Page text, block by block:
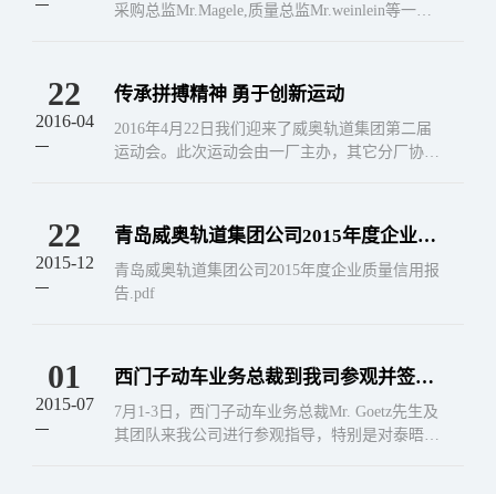
采购总监Mr.Magele,质量总监Mr.weinlein等一行1
22
2016-04
传承拼搏精神 勇于创新运动
2016年4月22日我们迎来了威奥轨道集团第二届
运动会。此次运动会由一厂主办，其它分厂协助
22
2015-12
青岛威奥轨道集团公司2015年度企业质
量信用报告
青岛威奥轨道集团公司2015年度企业质量信用报
告.pdf
01
2015-07
西门子动车业务总裁到我司参观并签订
战略合作协议
7月1-3日，西门子动车业务总裁Mr. Goetz先生及
其团队来我公司进行参观指导，特别是对泰晤士